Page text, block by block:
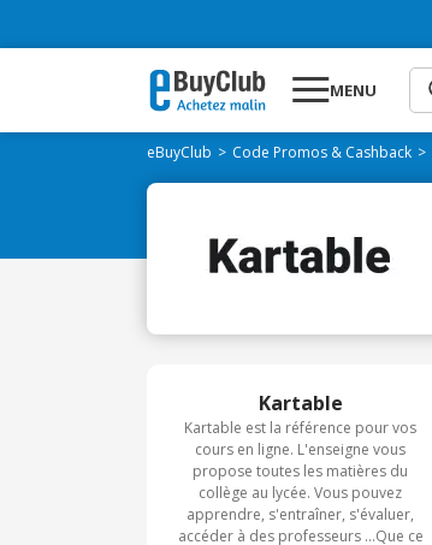
MENU
eBuyClub Code Promos & Cashback
Kartable
Kartable est la référence pour vos
cours en ligne. L'enseigne vous
propose toutes les matières du
collège au lycée. Vous pouvez
apprendre, s'entraîner, s'évaluer,
accéder à des professeurs ...Que ce